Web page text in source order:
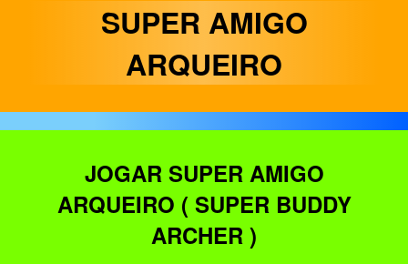
SUPER AMIGO
ARQUEIRO
JOGAR SUPER AMIGO
ARQUEIRO ( SUPER BUDDY
ARCHER )